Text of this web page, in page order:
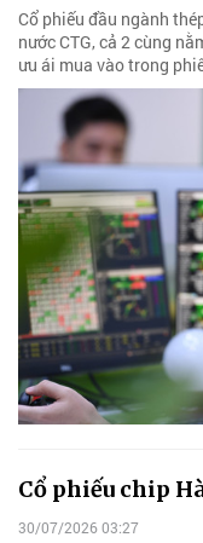
Cổ phiếu đầu ngành
nước CTG, cả 2 cùng
ưu ái mua vào trong
Cổ phiếu chip
30/07/2026 03:27